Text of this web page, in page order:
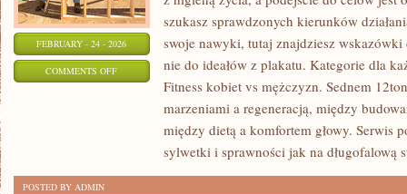
FEBRUARY - 24 - 2026
COMMENTS OFFON
szukasz sprawdzonych kierunków
swoje nawyki, tutaj znajdziesz wskazówki
nie do ideałów z plakatu. Kategorie dla
Fitness kobiet vs mężczyzn. Sednem
marzeniami a regeneracją, między
między dietą a komfortem głowy. Serwis
sylwetki i sprawności jak na długofalową
POSTED BY ADMIN